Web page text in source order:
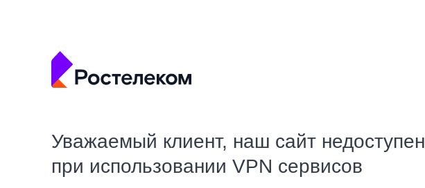
Уважаемый клиент, наш сайт недоступен
при использовании VPN сервисов